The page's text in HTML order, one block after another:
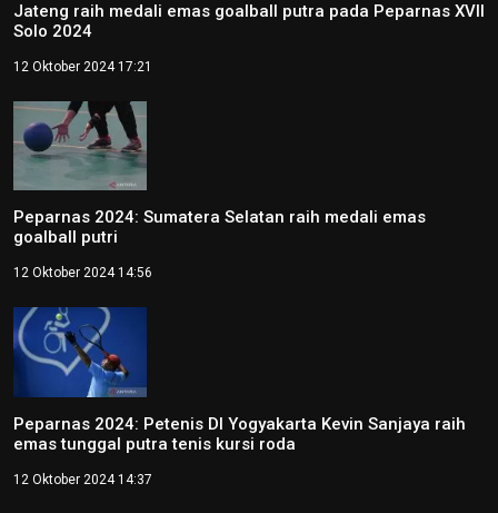
Jateng raih medali emas goalball putra pada Peparnas XVII
Solo 2024
12 Oktober 2024 17:21
Peparnas 2024: Sumatera Selatan raih medali emas
goalball putri
12 Oktober 2024 14:56
Peparnas 2024: Petenis DI Yogyakarta Kevin Sanjaya raih
emas tunggal putra tenis kursi roda
12 Oktober 2024 14:37